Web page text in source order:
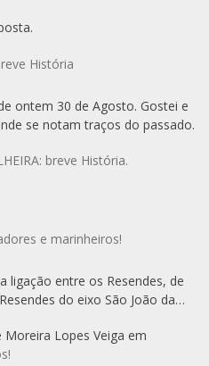
História
ontem 30 de Agosto. Gostei e
se notam traços do passado.
breve História.
e marinheiros!
ligação entre os Resendes, de
do eixo São João da…
Moreira Lopes Veiga em